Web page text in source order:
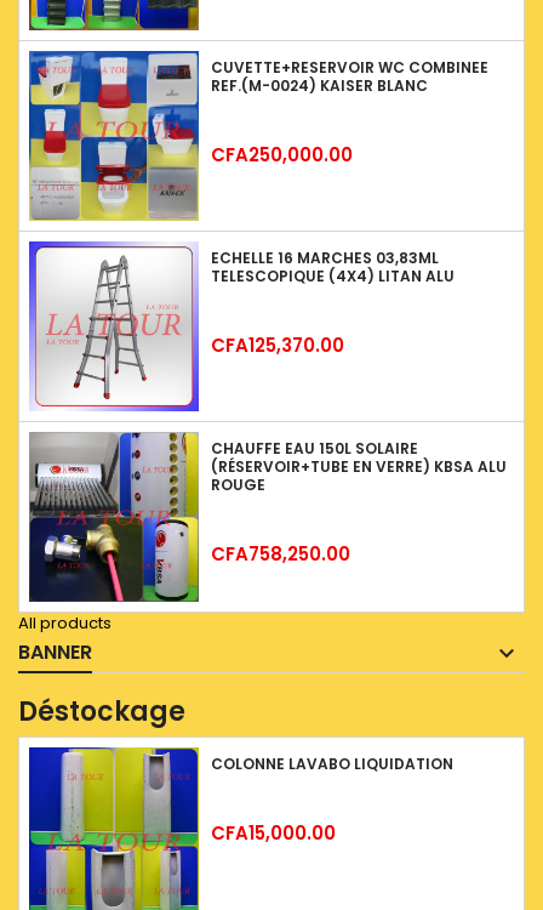
CUVETTE+RESERVOIR WC COMBINEE
REF.(M-0024) KAISER BLANC
Price
CFA250,000.00
ECHELLE 16 MARCHES 03,83ML
TELESCOPIQUE (4X4) LITAN ALU
Price
CFA125,370.00
CHAUFFE EAU 150L SOLAIRE
(RÉSERVOIR+TUBE EN VERRE) KBSA ALU
ROUGE
Price
CFA758,250.00
All products
BANNER
Déstockage
COLONNE LAVABO LIQUIDATION
Price
CFA15,000.00